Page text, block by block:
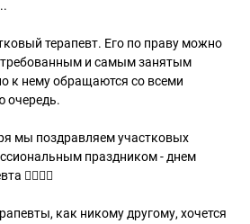
терапевт. Его по праву можно
и самым занятым
к нему обращаются со всеми
очередь.
мы поздравляем участковых
праздником - днем
👩‍⚕👨‍⚕
как никому другому, хочется